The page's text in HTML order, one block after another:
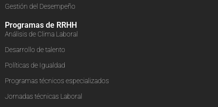
Gestión del Desempeño
Programas de RRHH
Análisis de Clima Laboral
Desarrollo de talento
Políticas de Igualdad
Programas técnicos especializados
Jornadas técnicas Laboral